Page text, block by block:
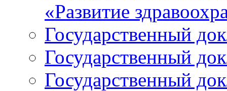
«Развитие
Государственный
Государственный
Государственный